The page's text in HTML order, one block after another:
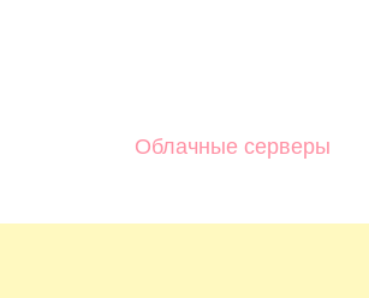
Облачные серверы